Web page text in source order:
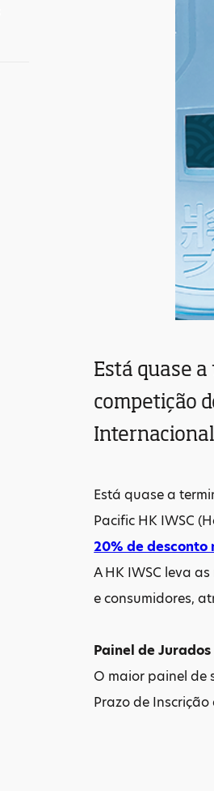
Está quase
competição
Está quase a
Pacific HK IWSC
20% de desconto
A HK IWSC leva
e consumidores,
Painel de Jurados
O maior painel de
Prazo de Inscrição